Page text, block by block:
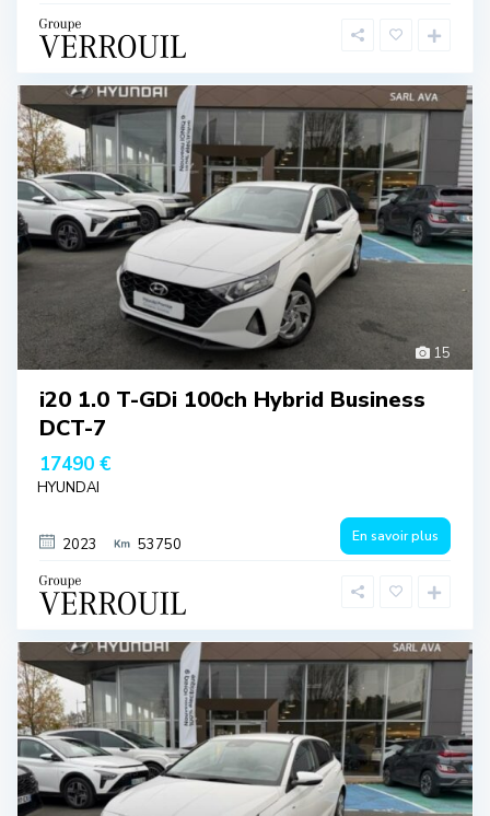
15
i20 1.0 T-GDi 100ch Hybrid Business
DCT-7
17490 €
HYUNDAI
2023 53750 En savoir plus